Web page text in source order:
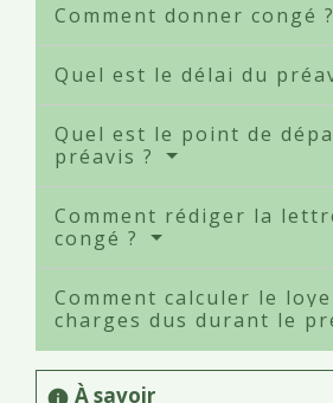
Comment donner congé ?
Quel est le délai du
Quel est le point de
préavis ?
Comment rédiger la
congé ?
Comment calculer le
charges dus durant le
info À savoir